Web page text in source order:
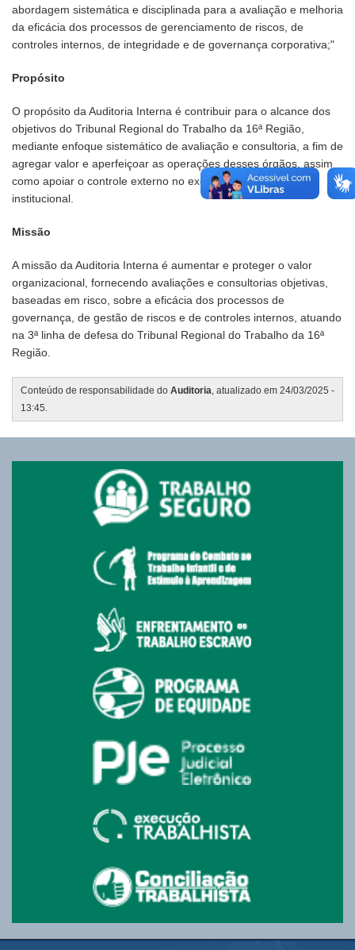
abordagem sistemática e disciplinada para a avaliação e melhoria
da eficácia dos processos de gerenciamento de riscos, de
controles internos, de integridade e de governança corporativa;"
Propósito
O propósito da Auditoria Interna é contribuir para o alcance dos
objetivos do Tribunal Regional do Trabalho da 16ª Região,
mediante enfoque sistemático de avaliação e consultoria, a fim de
agregar valor e aperfeiçoar as operações desses órgãos, assim
como apoiar o controle externo no exercício de sua missão
institucional.
Missão
A missão da Auditoria Interna é aumentar e proteger o valor
organizacional, fornecendo avaliações e consultorias objetivas,
baseadas em risco, sobre a eficácia dos processos de
governança, de gestão de riscos e de controles internos, atuando
na 3ª linha de defesa do Tribunal Regional do Trabalho da 16ª
Região.
Conteúdo de responsabilidade do Auditoria, atualizado em 24/03/2025 -
13:45.